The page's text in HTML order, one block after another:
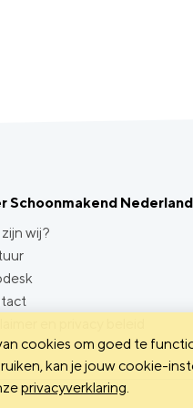
Schoonmakend Nederland
wij?
cookies om goed te
kan je jouw cookie-
privacyverklaring.